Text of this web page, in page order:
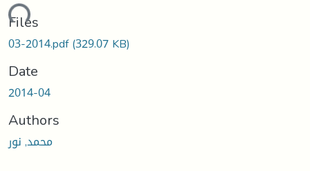
Files
03-2014.pdf(329.07 KB)
Date
2014-04
Authors
محمد, نور